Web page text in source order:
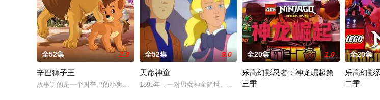
全52集 2.0
辛巴狮子王
故事讲的是一个叫辛巴的小狮子在困难中进行历练，最终成为丛林之王的故事。故事中，小狮子辛巴的爸爸被猎人杀
全52集 9.0
天命神童
1895年，一对男女神童降世。两个孩子在同一时辰出生在上海西城某家医院，他
全20集 1.0
乐高幻影忍者：神龙崛起第
三季
全20集
乐高幻影
二季